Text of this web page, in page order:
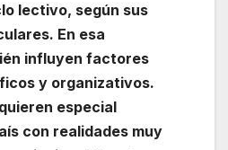
lectivo, según sus
En esa
influyen factores
y organizativos.
especial
con realidades muy